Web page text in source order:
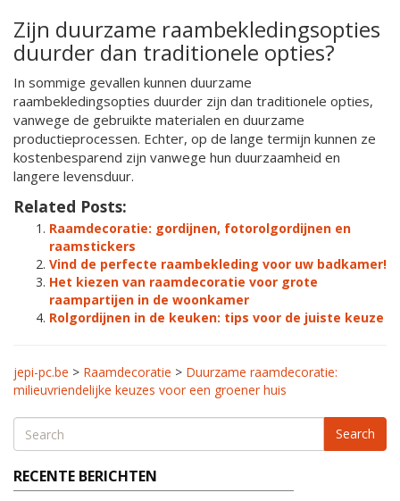
Zijn duurzame raambekledingsopties
duurder dan traditionele opties?
In sommige gevallen kunnen duurzame
raambekledingsopties duurder zijn dan traditionele opties,
vanwege de gebruikte materialen en duurzame
productieprocessen. Echter, op de lange termijn kunnen ze
kostenbesparend zijn vanwege hun duurzaamheid en
langere levensduur.
Related Posts:
Raamdecoratie: gordijnen, fotorolgordijnen en
raamstickers
Vind de perfecte raambekleding voor uw badkamer!
Het kiezen van raamdecoratie voor grote
raampartijen in de woonkamer
Rolgordijnen in de keuken: tips voor de juiste keuze
jepi-pc.be > Raamdecoratie > Duurzame raamdecoratie:
milieuvriendelijke keuzes voor een groener huis
Search
RECENTE BERICHTEN